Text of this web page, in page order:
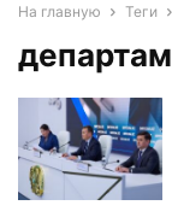
На главную Теги